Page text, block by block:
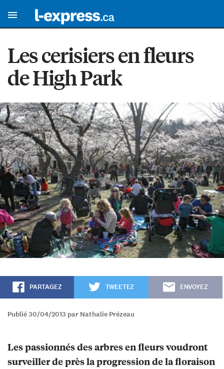
Les cerisiers en fleurs
de High Park
PARTAGEZ TWEETEZ ENVOYEZ
Publié 30/04/2013 par Nathalie Prézeau
Les passionnés des arbres en fleurs voudront
surveiller de près la progression de la floraison